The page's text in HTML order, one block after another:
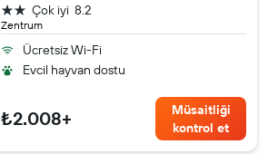
Zentrum
8.2
Çok iyi
2 yıldız
Ücretsiz Wi-Fi
Evcil hayvan dostu
₺2.008+
Müsaitliği
kontrol et